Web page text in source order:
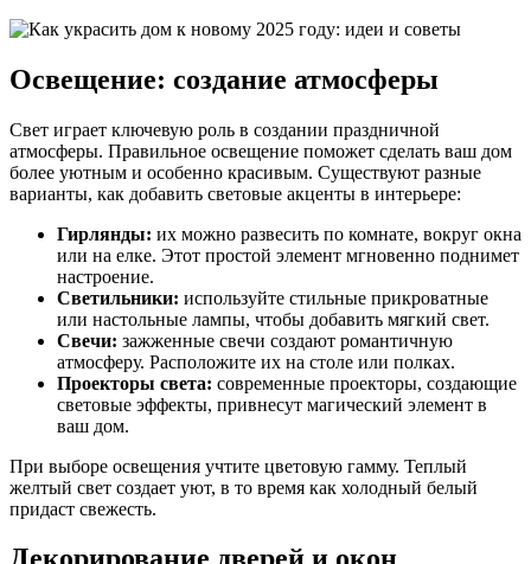
Освещение: создание атмосферы
Свет играет ключевую роль в создании праздничной
атмосферы. Правильное освещение поможет сделать ваш дом
более уютным и особенно красивым. Существуют разные
варианты, как добавить световые акценты в интерьере:
Гирлянды: их можно развесить по комнате, вокруг окна
или на елке. Этот простой элемент мгновенно поднимет
настроение.
Светильники: используйте стильные прикроватные
или настольные лампы, чтобы добавить мягкий свет.
Свечи: зажженные свечи создают романтичную
атмосферу. Расположите их на столе или полках.
Проекторы света: современные проекторы, создающие
световые эффекты, привнесут магический элемент в
ваш дом.
При выборе освещения учтите цветовую гамму. Теплый
желтый свет создает уют, в то время как холодный белый
придаст свежесть.